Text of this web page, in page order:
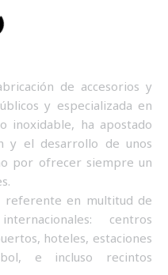
de accesorios y
y especializada en
inoxidable, ha apostado
y el desarrollo de unos
por ofrecer siempre un
en multitud de
centros
hoteles, estaciones
e incluso recintos